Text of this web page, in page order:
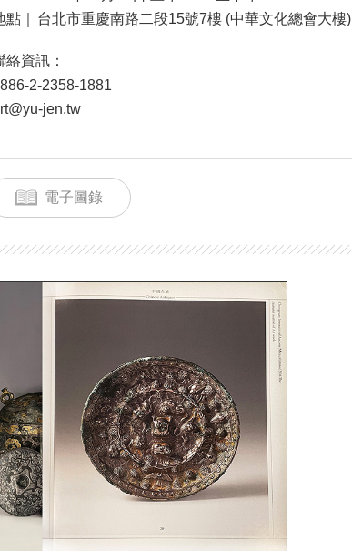
點｜
台北市重慶南路二段15號7樓 (中華文化總會大樓)
絡資訊：
2-2358-1881
jen.tw
電子圖錄